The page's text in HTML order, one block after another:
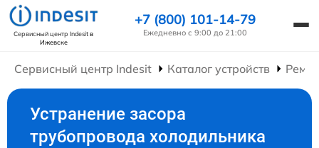
Сервисный центр Indesitв
Ижевске
+7 (800) 101-14-79
Ежедневно с 9:00 до 21:00
Сервисный центр Indesit Каталог устройств
Устранение засора
трубопровода холодильника